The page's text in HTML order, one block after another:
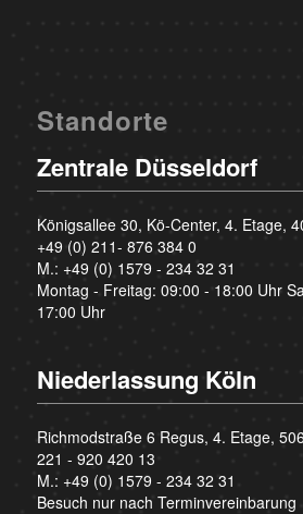
Standorte
Zentrale Düsseldorf
Königsallee 30, Kö-Center, 4. Etage,
+49 (0) 211- 876 384 0
M.: +49 (0) 1579 - 234 32 31
Montag - Freitag: 09:00 - 18:00 Uhr
17:00 Uhr
Niederlassung Köln
Richmodstraße 6 Regus, 4. Etage,
221 - 920 420 13
M.: +49 (0) 1579 - 234 32 31
Besuch nur nach Terminvereinbarung